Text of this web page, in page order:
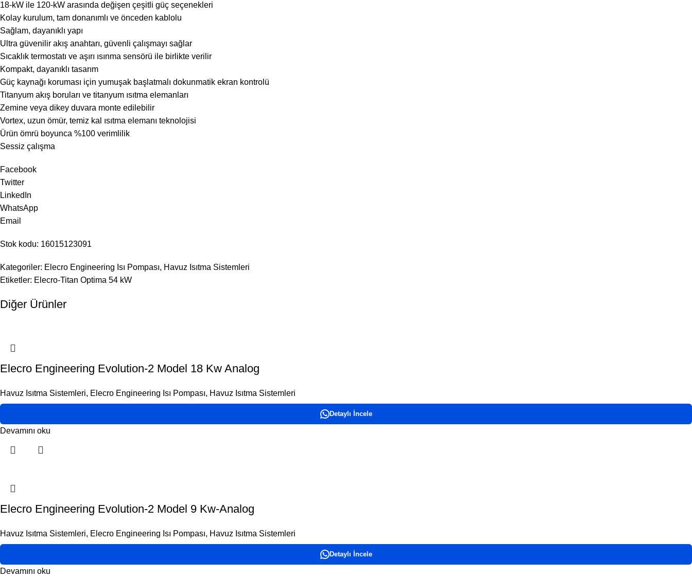
18-kW ile 120-kW arasında değişen çeşitli güç seçenekleri
Kolay kurulum, tam donanımlı ve önceden kablolu
Sağlam, dayanıklı yapı
Ultra güvenilir akış anahtarı, güvenli çalışmayı sağlar
Sıcaklık termostatı ve aşırı ısınma sensörü ile birlikte verilir
Kompakt, dayanıklı tasarım
Güç kaynağı koruması için yumuşak başlatmalı dokunmatik ekran kontrolü
Titanyum akış boruları ve titanyum ısıtma elemanları
Zemine veya dikey duvara monte edilebilir
Vortex, uzun ömür, temiz kal ısıtma elemanı teknolojisi
Ürün ömrü boyunca %100 verimlilik
Sessiz çalışma
Facebook
Twitter
LinkedIn
WhatsApp
Email
Stok kodu: 16015123091
Kategoriler: Elecro Engineering Isı Pompası, Havuz Isıtma Sistemleri
Etiketler: Elecro-Titan Optima 54 kW
Diğer Ürünler
Elecro Engineering Evolution-2 Model 18 Kw Analog
Havuz Isıtma Sistemleri, Elecro Engineering Isı Pompası, Havuz Isıtma Sistemleri
Detaylı İncele
Devamını oku
Elecro Engineering Evolution-2 Model 9 Kw-Analog
Havuz Isıtma Sistemleri, Elecro Engineering Isı Pompası, Havuz Isıtma Sistemleri
Detaylı İncele
Devamını oku